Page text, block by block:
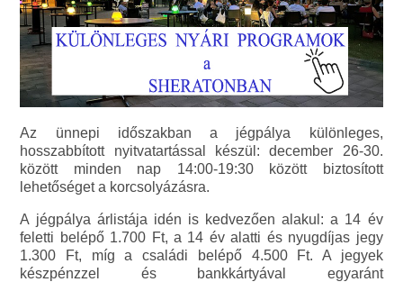
Az ünnepi időszakban a jégpálya különleges,
hosszabbított nyitvatartással készül: december 26-30.
között minden nap 14:00-19:30 között biztosított
lehetőséget a korcsolyázásra.
A jégpálya árlistája idén is kedvezően alakul: a 14 év
feletti belépő 1.700 Ft, a 14 év alatti és nyugdíjas jegy
1.300 Ft, míg a családi belépő 4.500 Ft. A jegyek
készpénzzel és bankkártyával egyaránt